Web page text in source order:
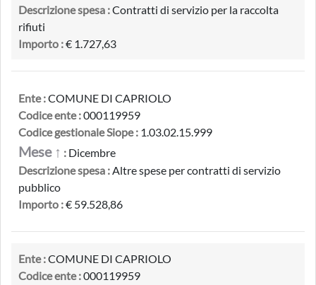
Descrizione spesa :Contratti di servizio per la raccolta
rifiuti
Importo :€ 1.727,63
Ente :COMUNE DI CAPRIOLO
Codice ente :000119959
Codice gestionale Siope : 1.03.02.15.999
Mese ↑ : Dicembre
Descrizione spesa :Altre spese per contratti di servizio
pubblico
Importo :€ 59.528,86
Ente :COMUNE DI CAPRIOLO
Codice ente :000119959